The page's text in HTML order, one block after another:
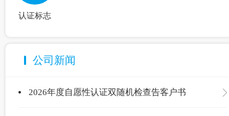
认证标志
公司新闻
2026年度自愿性认证双随机检查告客户书